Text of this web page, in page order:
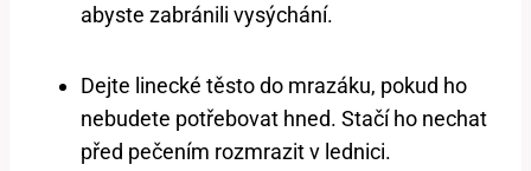
abyste zabránili vysýchání.
Dejte linecké těsto do mrazáku, pokud ho
nebudete potřebovat hned. Stačí ho nechat
před pečením rozmrazit v lednici.